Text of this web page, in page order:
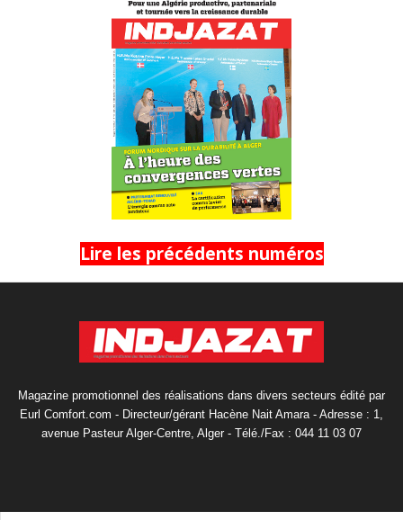
Lire les précédents numéros
Magazine promotionnel des réalisations dans divers secteurs édité par
Eurl Comfort.com - Directeur/gérant Hacène Nait Amara - Adresse : 1,
avenue Pasteur Alger-Centre, Alger - Télé./Fax : 044 11 03 07